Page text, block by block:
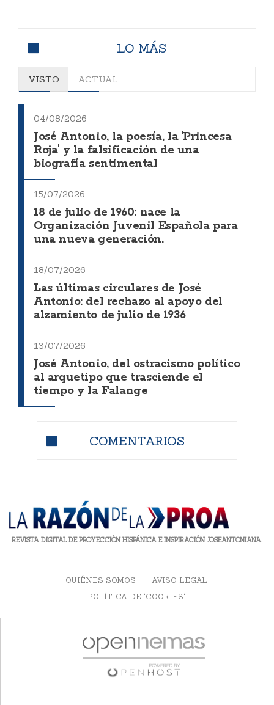
LO MÁS
VISTO ACTUAL
04/08/2026
José Antonio, la poesía, la 'Princesa
Roja' y la falsificación de una
biografía sentimental
15/07/2026
18 de julio de 1960: nace la
Organización Juvenil Española para
una nueva generación.
18/07/2026
Las últimas circulares de José
Antonio: del rechazo al apoyo del
alzamiento de julio de 1936
13/07/2026
José Antonio, del ostracismo político
al arquetipo que trasciende el
tiempo y la Falange
COMENTARIOS
REVISTA DIGITAL DE PROYECCIÓN HISPÁNICA E INSPIRACIÓN JOSEANTONIANA.
QUIÉNES SOMOS
AVISO LEGAL
POLÍTICA DE 'COOKIES'